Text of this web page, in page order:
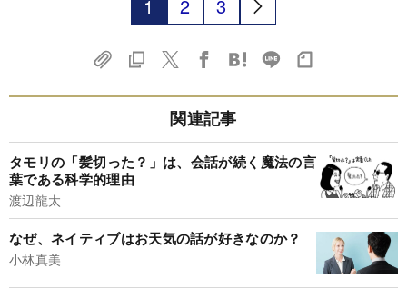
1 2 3
関連記事
タモリの「髪切った？」は、会話が続く魔法の言
葉である科学的理由
渡辺龍太
なぜ、ネイティブはお天気の話が好きなのか？
小林真美